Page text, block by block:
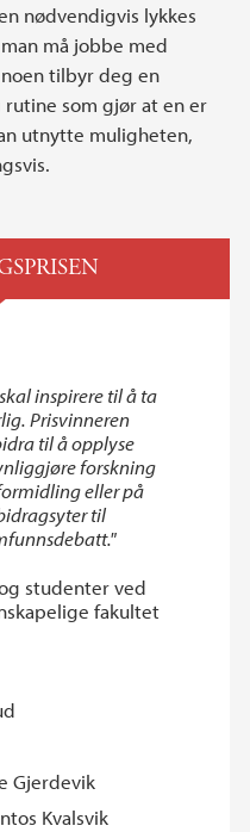
nødvendigvis lykkes
må jobbe med
tilbyr deg en
som gjør at en er
utnytte muligheten,
inspirere til å ta
Prisvinneren
til å opplyse
forskning
eller på
til
studenter ved
fakultet
Gjerdevik
Kvalsvik